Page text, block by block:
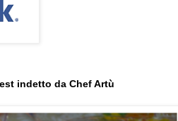
indetto da Chef Artù